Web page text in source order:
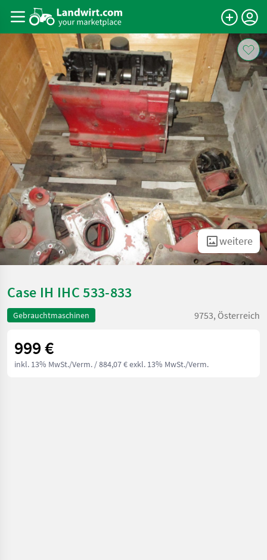
weitere
Case IH IHC 533-833
Gebrauchtmaschinen 9753, Österreich
999 €
inkl. 13% MwSt./Verm. / 884,07 € exkl. 13% MwSt./Verm.